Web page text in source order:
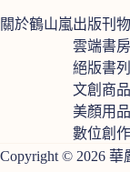
關於鶴山嵐出版刊物
雲端書房
絕版書
文創商品
美顏用品
數位創作
Copyright © 2026 華